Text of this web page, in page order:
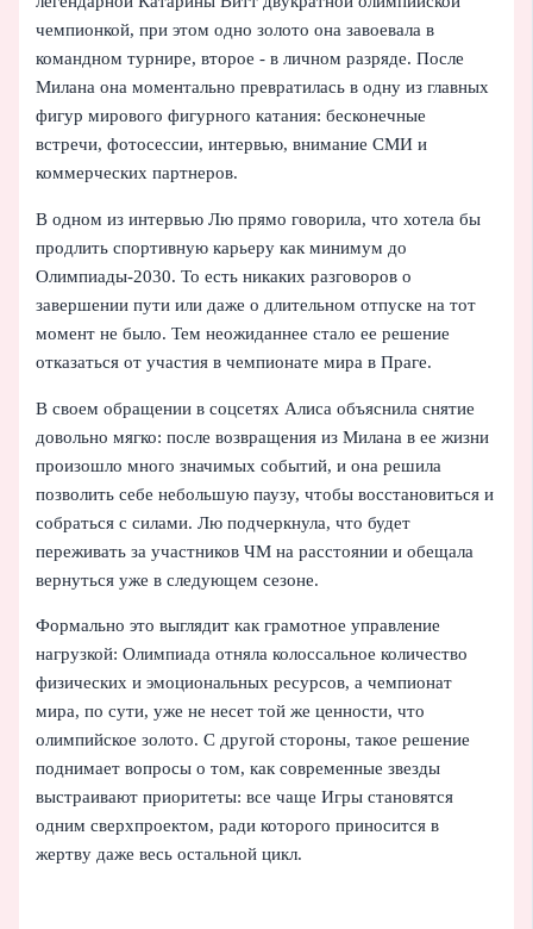
чемпионкой, при этом одно золото она завоевала в
командном турнире, второе - в личном разряде. После
Милана она моментально превратилась в одну из главных
фигур мирового фигурного катания: бесконечные
встречи, фотосессии, интервью, внимание СМИ и
коммерческих партнеров.
В одном из интервью Лю прямо говорила, что хотела бы
продлить спортивную карьеру как минимум до
Олимпиады-2030. То есть никаких разговоров о
завершении пути или даже о длительном отпуске на тот
момент не было. Тем неожиданнее стало ее решение
отказаться от участия в чемпионате мира в Праге.
В своем обращении в соцсетях Алиса объяснила снятие
довольно мягко: после возвращения из Милана в ее жизни
произошло много значимых событий, и она решила
позволить себе небольшую паузу, чтобы восстановиться и
собраться с силами. Лю подчеркнула, что будет
переживать за участников ЧМ на расстоянии и обещала
вернуться уже в следующем сезоне.
Формально это выглядит как грамотное управление
нагрузкой: Олимпиада отняла колоссальное количество
физических и эмоциональных ресурсов, а чемпионат
мира, по сути, уже не несет той же ценности, что
олимпийское золото. С другой стороны, такое решение
поднимает вопросы о том, как современные звезды
выстраивают приоритеты: все чаще Игры становятся
одним сверхпроектом, ради которого приносится в
жертву даже весь остальной цикл.